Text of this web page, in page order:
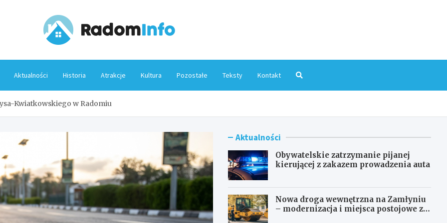
Aktualności Historia Atrakcje Kultura Pozostałe Teksty Kontakt
Kwiatkowskiego w Radomiu
Aktualności
Obywatelskie zatrzymanie pijanej
kierującej z zakazem prowadzenia auta
Nowa droga wewnętrzna na Zamłyniu
– modernizacja i miejsca postojowe za